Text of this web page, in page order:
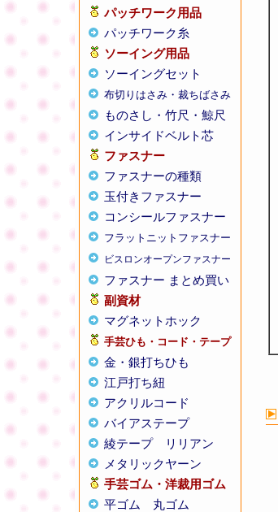
パッチワーク用品
パッチワーク糸
ソーイング用品
ソーイングセット
布切りはさみ・裁ちばさみ
ものさし・竹尺・鯨尺
インサイドベルト芯
ファスナー
ファスナーの種類
玉付きファスナー
コンシールファスナー
フラットニットファスナー
ビスロンオープンファスナー
ファスナー まとめ買い
副資材
マグネットホック
手芸ひも・コード・テープ
金・銀打ちひも
江戸打ち紐
アクリルコード
バイアステープ
綾テープ
リリアン
メタリックヤーン
手芸ゴム・洋裁用ゴム
平ゴム
丸ゴム